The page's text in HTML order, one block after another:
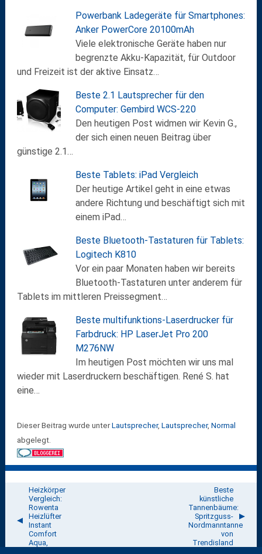
Powerbank Ladegeräte für Smartphones:
Anker PowerCore 20100mAh
Viele elektronische Geräte haben nur
begrenzte Akku-Kapazität, für Outdoor
und Freizeit ist der aktive Einsatz…
Beste 2.1 Lautsprecher für den
Computer: Gembird WCS-220
Den heutigen Post widmen wir Kevin G.,
der sich einen neuen Beitrag über
günstige 2.1…
Beste Tablets: iPad Vergleich
Der heutige Artikel geht in eine etwas
andere Richtung und beschäftigt sich mit
einem iPad…
Beste Bluetooth-Tastaturen für Tablets:
Logitech K810
Vor ein paar Monaten haben wir bereits
Bluetooth-Tastaturen unter anderem für
Tablets im mittleren Preissegment…
Beste multifunktions-Laserdrucker für
Farbdruck: HP LaserJet Pro 200
M276NW
Im heutigen Post möchten wir uns mal
wieder mit Laserdruckern beschäftigen. René S. hat
eine…
Dieser Beitrag wurde unterLautsprecher, Lautsprecher, Normal
abgelegt.
Heizkörper
Vergleich:
Rowenta
Heizlüfter
Instant
Comfort
Aqua,
Beste
künstliche
Tannenbäume:
Spritzguss-
Nordmanntanne
von
Trendisland